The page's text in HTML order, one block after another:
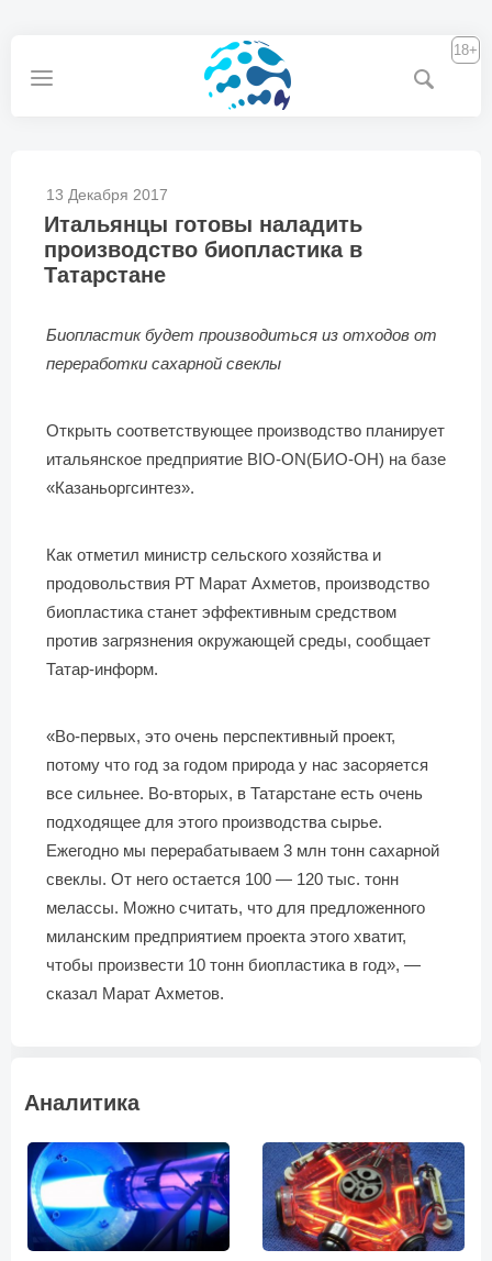
18+
13 Декабря 2017
Итальянцы готовы наладить
производство биопластика в
Татарстане
Биопластик будет производиться из отходов от
переработки сахарной свеклы
Открыть соответствующее производство планирует
итальянское предприятие BIO-ON(БИО-ОН) на базе
«Казаньоргсинтез».
Как отметил министр сельского хозяйства и
продовольствия РТ Марат Ахметов, производство
биопластика станет эффективным средством
против загрязнения окружающей среды, сообщает
Татар-информ.
«Во-первых, это очень перспективный проект,
потому что год за годом природа у нас засоряется
все сильнее. Во-вторых, в Татарстане есть очень
подходящее для этого производства сырье.
Ежегодно мы перерабатываем 3 млн тонн сахарной
свеклы. От него остается 100 — 120 тыс. тонн
мелассы. Можно считать, что для предложенного
миланским предприятием проекта этого хватит,
чтобы произвести 10 тонн биопластика в год», —
сказал Марат Ахметов.
Аналитика